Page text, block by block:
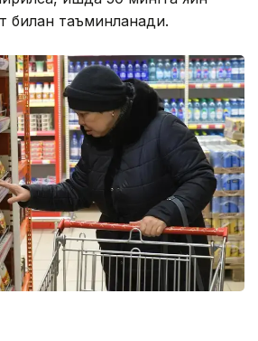
билан таъминланади.